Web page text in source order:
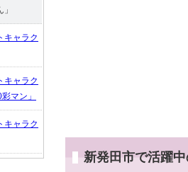
新発田市で活躍
キャラク
キャラク
マン」
キャラク